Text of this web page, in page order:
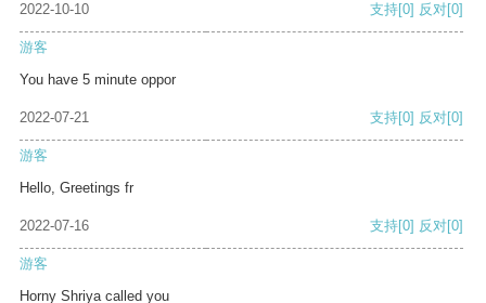
2022-10-10 支持[0] 反对[0]
游客
You have 5 minute oppor
2022-07-21 支持[0] 反对[0]
游客
Hello, Greetings fr
2022-07-16 支持[0] 反对[0]
游客
Horny Shriya called you